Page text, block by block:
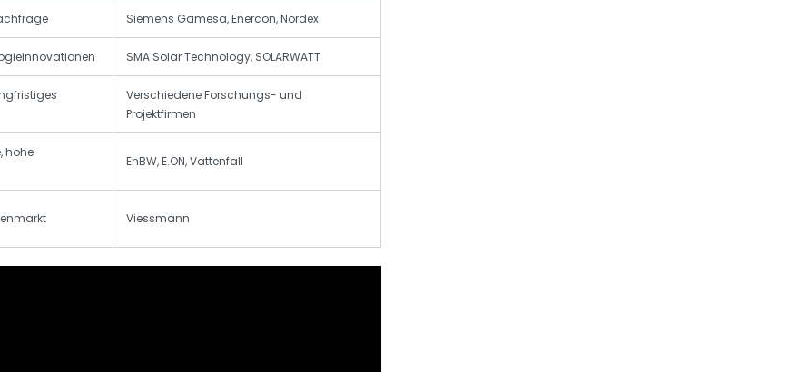
Siemens Gamesa, Enercon, Nordex
SMA Solar Technology, SOLARWATT
Verschiedene Forschungs- und
Projektfirmen
hohe
EnBW, E.ON, Vattenfall
Viessmann